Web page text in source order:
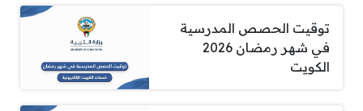
توقيت الحصص المدرسية
في شهر رمضان 2026
الكويت